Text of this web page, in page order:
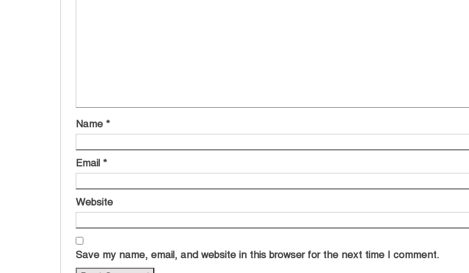
Name *
Email *
Website
Save my name, email, and website in this browser for the next time I comment.